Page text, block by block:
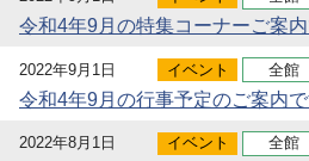
令和4年9月の特集コーナーご案
2022年9月1日 イベント 全館
令和4年9月の行事予定のご案内
2022年8月1日 イベント 全館